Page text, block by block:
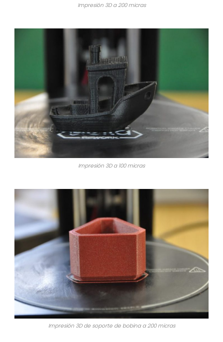
Impresión 3D a 200 micras
Impresión 3D a 100 micras
Impresión 3D de soporte de bobina a 200 micras